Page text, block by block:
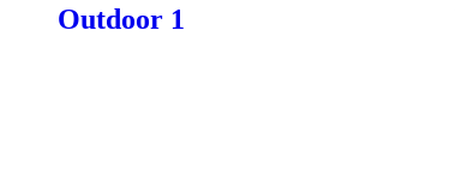
Outdoor 1